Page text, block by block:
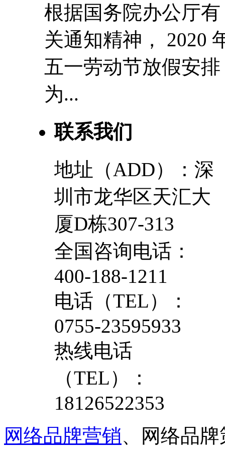
根据国务院办公厅有
关通知精神， 2020
五一劳动节放假安排
为...
联系我们
地址（ADD）：深
圳市龙华区天汇大
厦D栋307-313
全国咨询电话：
400-188-1211
电话（TEL）：
0755-23595933
热线电话
（TEL）：
18126522353
网络品牌营销、网络品